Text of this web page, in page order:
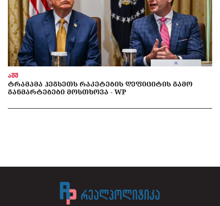
აშშ
ᲢᲠᲐᲛᲞᲛᲐ ᲰᲔᲒᲡᲔᲗᲡ ᲠᲐᲙᲔᲢᲔᲑᲘᲡ ᲓᲔᲤᲘᲪᲘᲢᲘᲡ ᲒᲐᲛᲝ
ᲒᲐᲜᲛᲐᲠᲢᲔᲑᲔᲑᲘ ᲛᲝᲡᲗᲮᲝᲕᲐ - WP